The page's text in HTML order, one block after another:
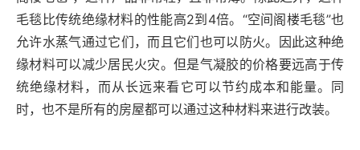
毛毯比传统绝缘材料的性能高2到4倍。“空间阁楼毛毯”也
允许水蒸气通过它们，而且它们也可以防火。因此这种绝
缘材料可以减少居民火灾。但是气凝胶的价格要远高于传
统绝缘材料，而从长远来看它可以节约成本和能量。同
时，也不是所有的房屋都可以通过这种材料来进行改装。